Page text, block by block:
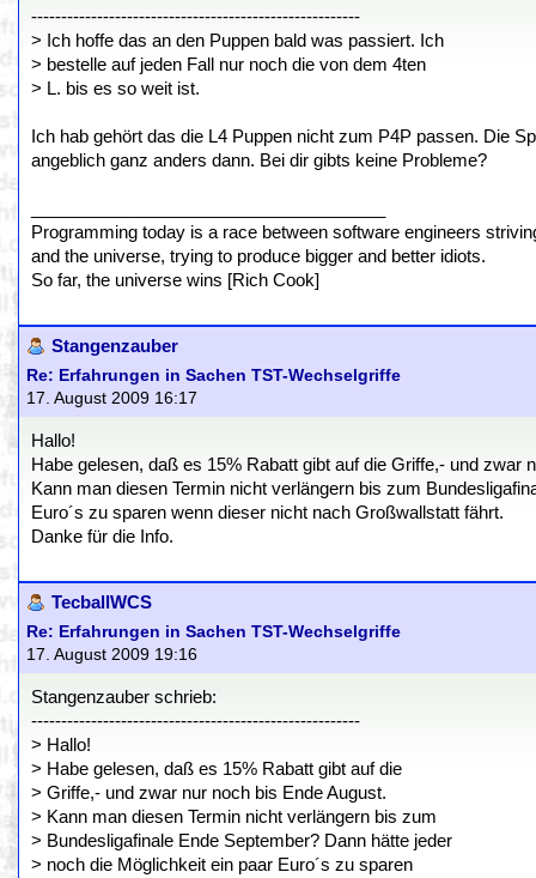
-------------------------------------------------------
> Ich hoffe das an den Puppen bald was passiert. Ich
> bestelle auf jeden Fall nur noch die von dem 4ten
> L. bis es so weit ist.
Ich hab gehört das die L4 Puppen nicht zum P4P passen. Die
angeblich ganz anders dann. Bei dir gibts keine Probleme?
Programming today is a race between software engineers
and the universe, trying to produce bigger and better idiots.
So far, the universe wins [Rich Cook]
Stangenzauber
Re: Erfahrungen in Sachen TST-Wechselgriffe
17. August 2009 16:17
Hallo!
Habe gelesen, daß es 15% Rabatt gibt auf die Griffe,- und zwar
Kann man diesen Termin nicht verlängern bis zum
Euro´s zu sparen wenn dieser nicht nach Großwallstatt fährt.
Danke für die Info.
TecballWCS
Re: Erfahrungen in Sachen TST-Wechselgriffe
17. August 2009 19:16
Stangenzauber schrieb:
-------------------------------------------------------
> Hallo!
> Habe gelesen, daß es 15% Rabatt gibt auf die
> Griffe,- und zwar nur noch bis Ende August.
> Kann man diesen Termin nicht verlängern bis zum
> Bundesligafinale Ende September? Dann hätte jeder
> noch die Möglichkeit ein paar Euro´s zu sparen